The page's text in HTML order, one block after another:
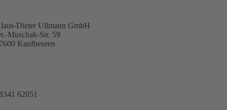
Dieter Ullmann GmbH
Muschak-Str. 59
Kaufbeuren
62051